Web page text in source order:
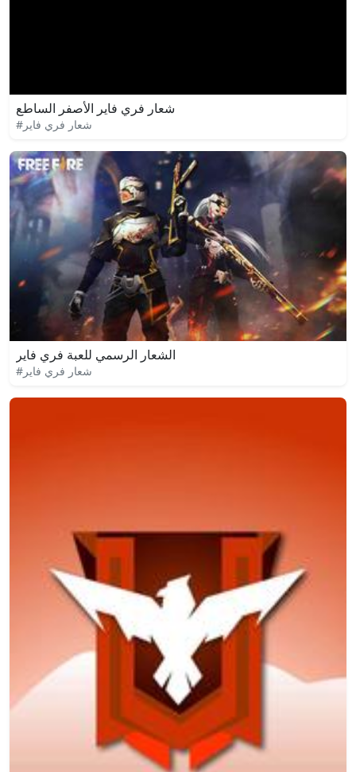
شعار فري فاير الأصفر الساطع
#شعار فري فاير
الشعار الرسمي للعبة فري فاير
#شعار فري فاير